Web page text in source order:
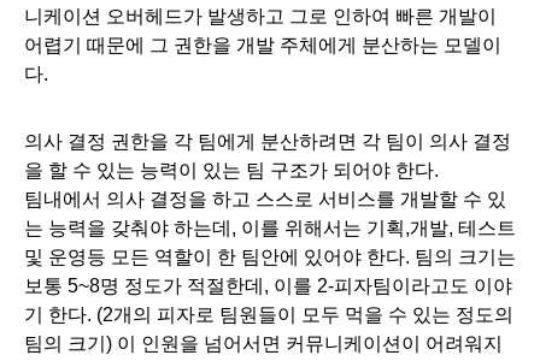
니케이션 오버헤드가 발생하고 그로 인하여 빠른 개발이
어렵기 때문에 그 권한을 개발 주체에게 분산하는 모델이
다.
의사 결정 권한을 각 팀에게 분산하려면 각 팀이 의사 결정
을 할 수 있는 능력이 있는 팀 구조가 되어야 한다.
팀내에서 의사 결정을 하고 스스로 서비스를 개발할 수 있
는 능력을 갖춰야 하는데, 이를 위해서는 기획,개발, 테스트
및 운영등 모든 역할이 한 팀안에 있어야 한다. 팀의 크기는
보통 5~8명 정도가 적절한데, 이를 2-피자팀이라고도 이야
기 한다. (2개의 피자로 팀원들이 모두 먹을 수 있는 정도의
팀의 크기) 이 인원을 넘어서면 커뮤니케이션이 어려워지